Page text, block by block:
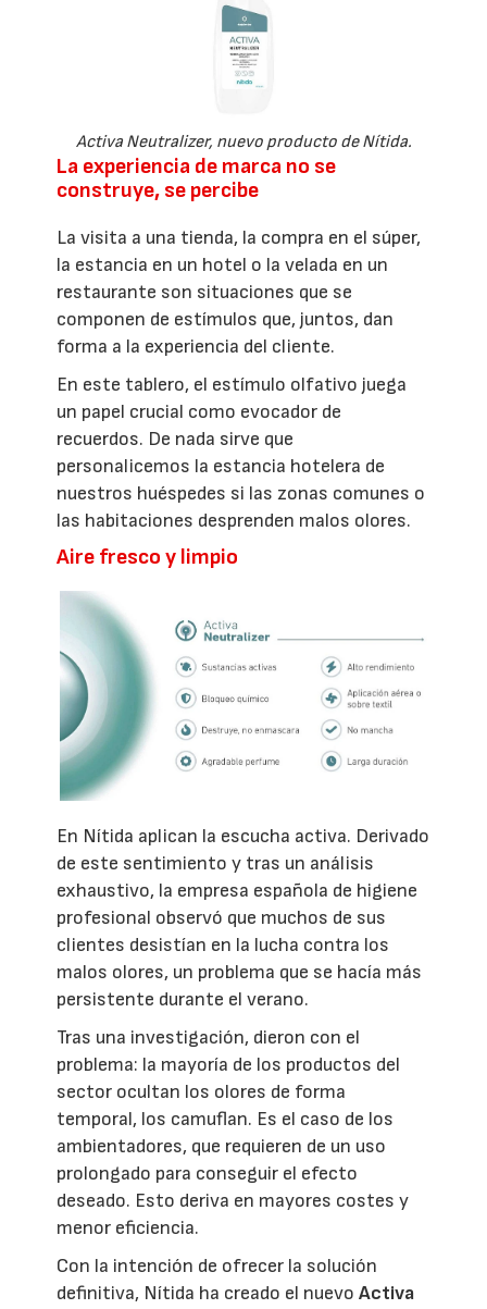
Activa Neutralizer, nuevo producto de Nítida.
La experiencia de marca no se
construye, se percibe
La visita a una tienda, la compra en el súper,
la estancia en un hotel o la velada en un
restaurante son situaciones que se
componen de estímulos que, juntos, dan
forma a la experiencia del cliente.
En este tablero, el estímulo olfativo juega
un papel crucial como evocador de
recuerdos. De nada sirve que
personalicemos la estancia hotelera de
nuestros huéspedes si las zonas comunes o
las habitaciones desprenden malos olores.
Aire fresco y limpio
En Nítida aplican la escucha activa. Derivado
de este sentimiento y tras un análisis
exhaustivo, la empresa española de higiene
profesional observó que muchos de sus
clientes desistían en la lucha contra los
malos olores, un problema que se hacía más
persistente durante el verano.
Tras una investigación, dieron con el
problema: la mayoría de los productos del
sector ocultan los olores de forma
temporal, los camuflan. Es el caso de los
ambientadores, que requieren de un uso
prolongado para conseguir el efecto
deseado. Esto deriva en mayores costes y
menor eficiencia.
Con la intención de ofrecer la solución
definitiva, Nítida ha creado el nuevoActiva